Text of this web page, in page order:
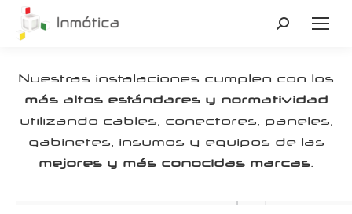
Buscar:
Nuestras instalaciones cumplen con los
más altos estándares y normatividad
utilizando cables, conectores, paneles,
gabinetes, insumos y equipos de las
mejores y más conocidas marcas